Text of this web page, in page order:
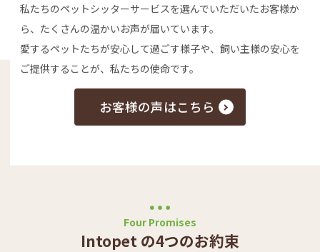
私たちのペットシッターサービスを選んでいただいたお客様か
ら、たくさんの温かいお声が届いています。
愛するペットたちが安心して過ごす様子や、飼い主様の安心を
ご提供することが、私たちの使命です。
お客様の声はこちら
Four Promises
Intopet の4つのお約束